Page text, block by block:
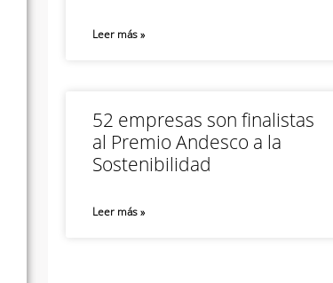
Leer más »
52 empresas son finalistas
al Premio Andesco a la
Sostenibilidad
Leer más »